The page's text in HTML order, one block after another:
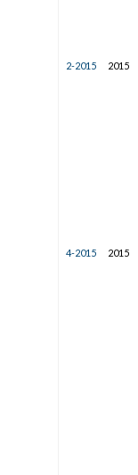
2-2015 2015
4-2015 2015